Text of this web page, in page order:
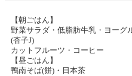
【朝ごはん】
野菜サラダ・低脂肪牛乳・ヨーグ
(杏子J)
カットフルーツ・コーヒー
【昼ごはん】
鴨南そば(餅)・日本茶